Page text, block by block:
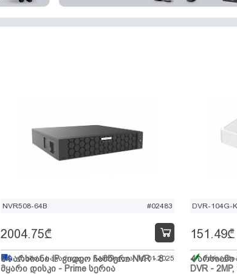
NVR508-64B #02483
64 არხიანი IP ვიდეო ჩამწერი NVR - 8
მყარი დისკი - Prime სერია
2004.75₾
გზაშია, სავარაუდო ჩამოსვლა: 10.01.2025
DVR-104G-
4
DVR -
151.49₾